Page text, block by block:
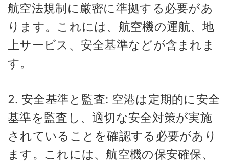
航空法規制に厳密に準拠する必要があ
ります。これには、航空機の運航、地
上サービス、安全基準などが含まれま
す。
2. 安全基準と監査: 空港は定期的に安全
基準を監査し、適切な安全対策が実施
されていることを確認する必要があり
ます。これには、航空機の保安確保、